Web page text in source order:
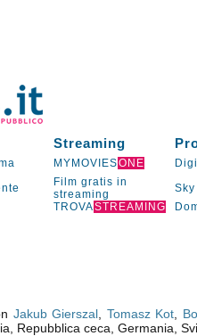
Streaming
MYMOVIESONE
Film gratis in
streaming
Sky
TROVASTREAMING
Jakub Gierszal Tomasz Kot
Repubblica ceca, Germania,